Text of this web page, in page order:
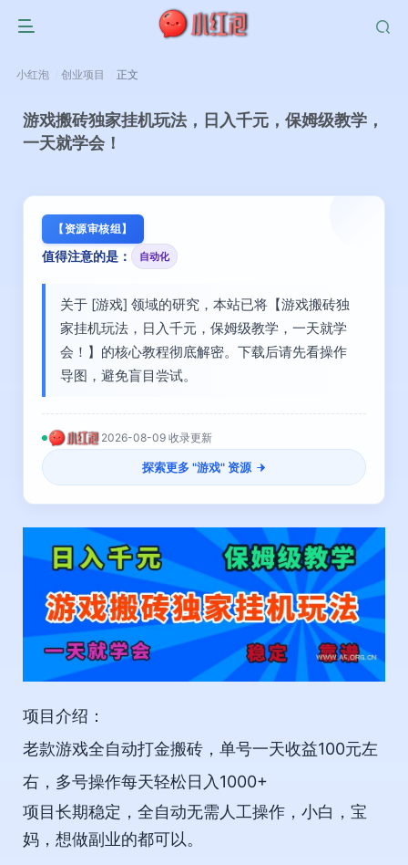
小红泡 创业项目 正文
游戏搬砖独家挂机玩法，日入千元，保姆级教学，
一天就学会！
【资源审核组】
值得注意的是： 自动化
关于 [游戏] 领域的研究，本站已将【游戏搬砖独
家挂机玩法，日入千元，保姆级教学，一天就学
会！】的核心教程彻底解密。下载后请先看操作
导图，避免盲目尝试。
2026-08-09 收录更新
探索更多 "游戏" 资源
项目介绍：
老款游戏全自动打金搬砖，单号一天收益100元左
右，多号操作每天轻松日入1000+
项目长期稳定，全自动无需人工操作，小白，宝
妈，想做副业的都可以。